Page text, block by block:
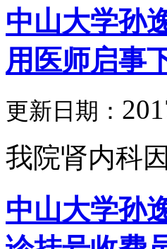
中山大学孙
用医师启事
更新日期：
我院肾内科
中山大学孙